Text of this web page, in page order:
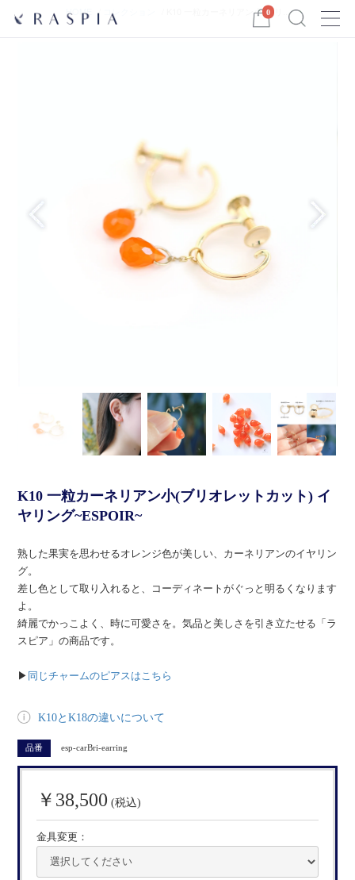
Menu
0
HOME コレクション K10 一粒カーネリアン小(ブリ...
K10 一粒カーネリアン小(ブリオレットカット) イ
ヤリング~ESPOIR~
熟した果実を思わせるオレンジ色が美しい、カーネリアンのイヤリン
グ。
差し色として取り入れると、コーディネートがぐっと明るくなります
よ。
綺麗でかっこよく、時に可愛さを。気品と美しさを引き立たせる「ラ
スピア」の商品です。
▶ 同じチャームのピアスはこちら
K10とK18の違いについて
品番 esp-carBri-earring
￥38,500 (税込)
金具変更：